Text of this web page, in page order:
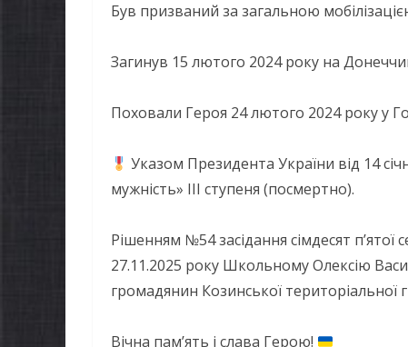
Був призваний за загальною
Загинув 15 лютого 2024 року на
Поховали Героя 24 лютого 2024 року у
Указом Президента України від 14
мужність» III ступеня (посмертно).
Рішенням №54 засідання сімдесят п’ятої
27.11.2025 року Школьному Олексію
громадянин Козинської територіальної
Вічна пам’ять і слава Герою!